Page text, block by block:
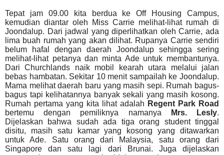
Tepat jam 09.00 kita berdua ke Off Housing Campus,
kemudian diantar oleh Miss Carrie melihat-lihat rumah di
Joondalup. Dari jadwal yang diperlihatkan oleh Carrie, ada
lima buah rumah yang akan dilihat. Rupanya Carrie sendiri
belum hafal dengan daerah Joondalup sehingga sering
melihat-lihat petanya dan minta Ade untuk membantunya.
Dari Churchlands naik mobil kearah utara melalui jalan
bebas hambatan. Sekitar 10 menit sampailah ke Joondalup.
Mama melihat daerah baru yang masih sepi. Rumah bagus-
bagus tapi kelihatannya banyak sekali yang masih kosong.
Rumah pertama yang kita lihat adalah Regent Park Road
bertemu dengan pemiliknya namanya
Mrs. Lesly.
Dijelaskan bahwa sudah ada tiga orang student tinggal
disitu, masih satu kamar yang kosong yang ditawarkan
untuk Ade. Satu orang dari Malaysia, satu orang dari
Singapore dan satu lagi dari Brunai. Juga dijelaskan